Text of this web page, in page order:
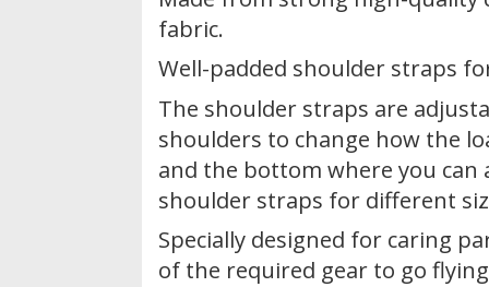
fabric.
Well-padded shoulder straps
The shoulder straps are
shoulders to change how the
and the bottom where you can
shoulder straps for different
Specially designed for caring
of the required gear to go